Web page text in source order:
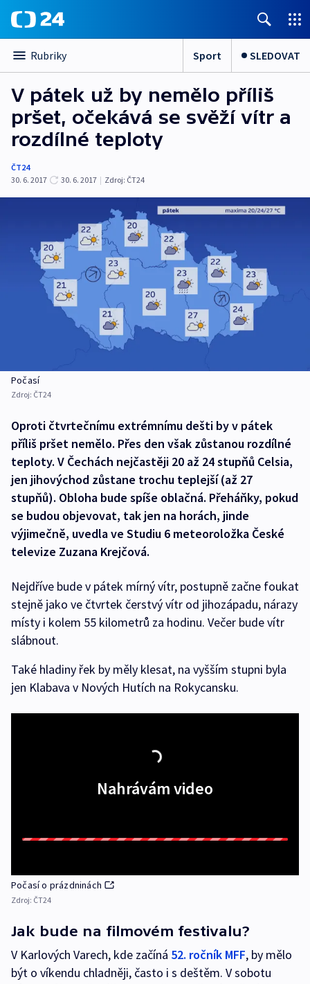
Rubriky Sport SLEDOVAT
V pátek už by nemělo příliš
pršet, očekává se svěží vítr a
rozdílné teploty
ČT24
30. 6. 2017
30. 6. 2017 | Zdroj: ČT24
Počasí
Zdroj: ČT24
Oproti čtvrtečnímu extrémnímu dešti by v pátek
příliš pršet nemělo. Přes den však zůstanou rozdílné
teploty. V Čechách nejčastěji 20 až 24 stupňů Celsia,
jen jihovýchod zůstane trochu teplejší (až 27
stupňů). Obloha bude spíše oblačná. Přeháňky, pokud
se budou objevovat, tak jen na horách, jinde
výjimečně, uvedla ve Studiu 6 meteoroložka České
televize Zuzana Krejčová.
Nejdříve bude v pátek mírný vítr, postupně začne foukat
stejně jako ve čtvrtek čerstvý vítr od jihozápadu, nárazy
místy i kolem 55 kilometrů za hodinu. Večer bude vítr
slábnout.
Také hladiny řek by měly klesat, na vyšším stupni byla
jen Klabava v Nových Hutích na Rokycansku.
Nahrávám video
Počasí o prázdninách
Zdroj: ČT24
Jak bude na filmovém festivalu?
V Karlových Varech, kde začíná 52. ročník MFF, by mělo
být o víkendu chladněji, často i s deštěm. V sobotu